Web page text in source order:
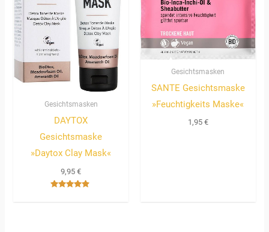
Gesichtsmasken
DAYTOX
Gesichtsmaske
»Daytox Clay Mask«
9,95€
Gesichtsmasken
SANTE Gesichtsmaske
»Feuchtigkeits Maske«
1,95 €